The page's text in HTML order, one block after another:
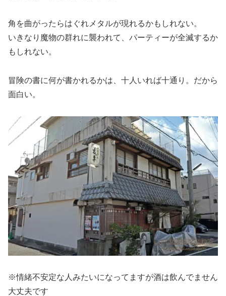
角を曲がったらはぐれメタルが現れるかもしれない。
いきなり魔物の群れに襲われて、パーティーが全滅するか
もしれない。
冒険の書に何が書かれるかは、十人いれば十通り。だから
面白い。
※情緒不安定な人みたいになってますが酒は飲んでません
大丈夫です